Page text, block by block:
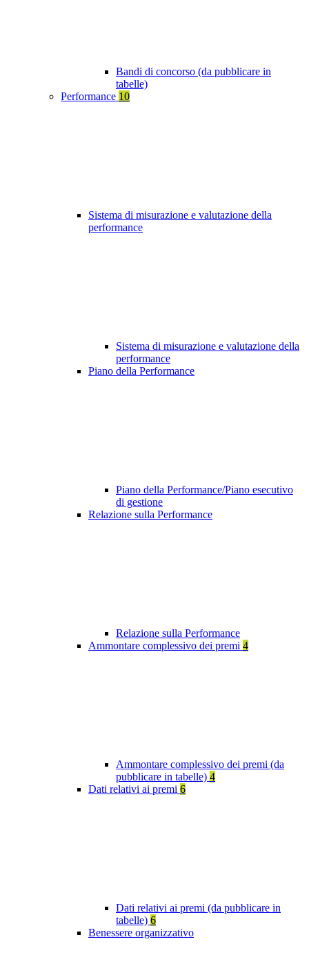
Bandi di concorso (da pubblicare in
tabelle)
Performance 10
Sistema di misurazione e valutazione della
performance
Sistema di misurazione e valutazione della
performance
Piano della Performance
Piano della Performance/Piano esecutivo
di gestione
Relazione sulla Performance
Relazione sulla Performance
Ammontare complessivo dei premi 4
Ammontare complessivo dei premi (da
pubblicare in tabelle) 4
Dati relativi ai premi 6
Dati relativi ai premi (da pubblicare in
tabelle) 6
Benessere organizzativo